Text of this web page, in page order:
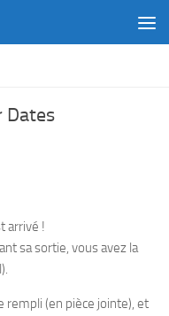
Dates
arrivé !
sa sortie, vous avez la
rempli (en pièce jointe), et